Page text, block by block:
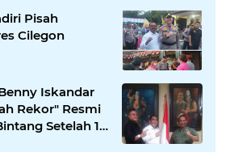
Pisah
Cilegon
Rekor" Resmi
Setelah 14
Berpangjat